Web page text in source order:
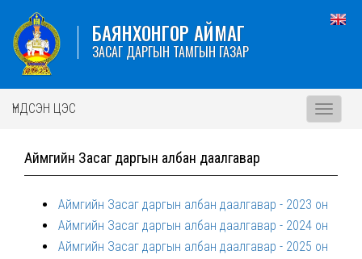
БАЯНХОНГОР АЙМАГ
ЗАСАГ ДАРГЫН ТАМГЫН ГАЗАР
ҮНДСЭН ЦЭС
Toggle
Аймгийн Засаг даргын албан даалгавар
Аймгийн Засаг даргын албан даалгавар - 2023 он
Аймгийн Засаг даргын албан даалгавар - 2024 он
Аймгийн Засаг даргын албан даалгавар - 2025 он